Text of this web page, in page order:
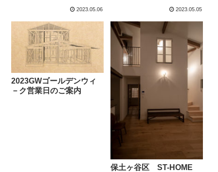
2023.05.06 2023.05.05
2023GWゴールデンウィ
－ク営業日のご案内
保土ヶ谷区 ST-HOME